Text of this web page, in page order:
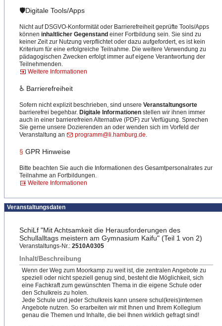
🛡️Digitale Tools/Apps
Nicht auf DSGVO-Konformität oder Barrierefreiheit geprüfte Tools/Apps
können inhaltlicher Gegenstand einer Fortbildung sein. Sie sind zu
keiner Zeit zur Nutzung verpflichtet oder dazu aufgefordert, es ist kein
Kriterium für eine erfolgreiche Teilnahme. Die weitere Verwendung zu
pädagogischen Zwecken erfolgt immer auf eigene Verantwortung der
Teilnehmenden.
Weitere Informationen
♿ Barrierefreiheit
Sofern nicht explizit beschrieben, sind unsere Veranstaltungsorte
barrierefrei begehbar. Digitale Informationen stellen wir ihnen immer
auch in einer barrierefreien Alternative (PDF) zur Verfügung. Sprechen
Sie gerne unsere Dozierenden an oder wenden sich im Vorfeld der
Veranstaltung an
programm@li.hamburg.de.
§ GPR Hinweise
Bitte beachten Sie auch die Informationen des Gesamtpersonalrates zur
Teilnahme an Fortbildungen.
Weitere Informationen
Veranstaltungsdaten
SchiLf "Mit Achtsamkeit die Herausforderungen des
Schullalltags meistern am Gymnasium Kaifu" (Teil 1 von 2)
Veranstaltungs-Nr.: 2510A0305
Inhalt/Beschreibung
Wenn der Weg zum Moorkamp zu weit ist, die zentralen Angebote zu
speziell oder nicht speziell genug sind, besteht die Möglichkeit, sich
eine Fachkraft zum gewünschten Thema in die eigene Schule oder
den Schulkreis zu holen.
Jede Schule und jeder Schulkreis kann unsere schul(kreis)internen
Angebote nutzen. So erarbeiten wir mit Ihnen und Ihrem Kollegium
genau die Themen und Inhalte, die bei Ihnen wirklich gefragt sind!